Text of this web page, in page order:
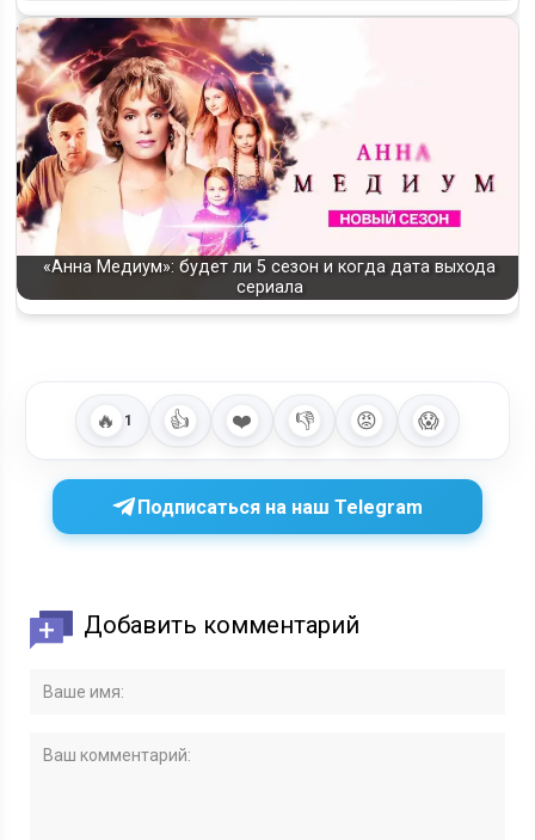
«Анна Медиум»: будет ли 5 сезон и когда дата выхода
сериала
🔥 1 👍 ❤️ 👎 😡 😱
Подписаться на наш Telegram
Добавить комментарий